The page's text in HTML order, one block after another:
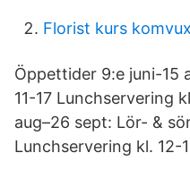
Florist kurs komvux
Öppettider 9:e juni-15
11-17 Lunchservering
aug–26 sept: Lör- &
Lunchservering kl. 12-